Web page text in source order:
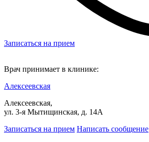
Записаться на прием
Врач принимает в клинике:
Алексеевская
Алексеевская,
ул. 3-я Мытищинская, д. 14А
Записаться на прием Написать сообщение